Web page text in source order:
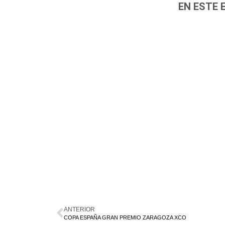
EN ESTE
ANTERIOR
COPA ESPAÑA GRAN PREMIO ZARAGOZA XCO